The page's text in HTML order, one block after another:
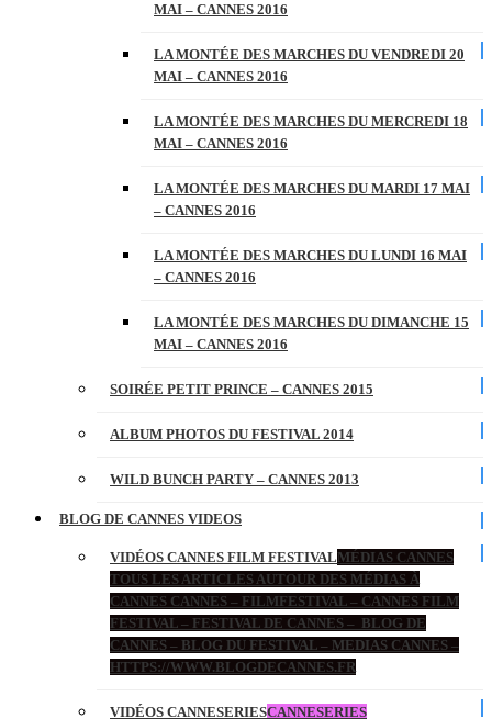
MAI – CANNES 2016
LA MONTÉE DES MARCHES DU VENDREDI 20
MAI – CANNES 2016
LA MONTÉE DES MARCHES DU MERCREDI 18
MAI – CANNES 2016
LA MONTÉE DES MARCHES DU MARDI 17 MAI
– CANNES 2016
LA MONTÉE DES MARCHES DU LUNDI 16 MAI
– CANNES 2016
LA MONTÉE DES MARCHES DU DIMANCHE 15
MAI – CANNES 2016
SOIRÉE PETIT PRINCE – CANNES 2015
ALBUM PHOTOS DU FESTIVAL 2014
WILD BUNCH PARTY – CANNES 2013
BLOG DE CANNES VIDEOS
VIDÉOS CANNES FILM FESTIVALMÉDIAS CANNES
TOUS LES ARTICLES AUTOUR DES MÉDIAS À
CANNES CANNES – FILMFESTIVAL – CANNES FILM
FESTIVAL – FESTIVAL DE CANNES – BLOG DE
CANNES – BLOG DU FESTIVAL – MEDIAS CANNES –
HTTPS://WWW.BLOGDECANNES.FR
VIDÉOS CANNESERIESCANNESERIES